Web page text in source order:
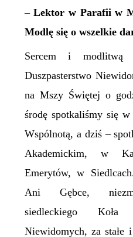
– Lektor w Parafii w
Modlę się o wszelkie
Sercem i modlitwą
Duszpasterstwo
na Mszy Świętej o
środę spotkaliśmy się
Wspólnotą, a dziś –
Akademickim, w
Emerytów, w
Ani Gębce,
siedleckiego Koła
Niewidomych, za stałe